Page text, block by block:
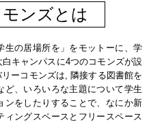
ンズとは
生の居場所を」をモットーに、学
キャンパスに4つのコモンズが設
ーコモンズは, 隣接する図書館を
、いろいろな主題について学生
ンをしたりすることで、なにか新
ィングスペースとフリースペース